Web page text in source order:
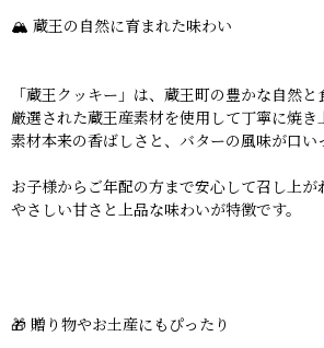
🏔️ 蔵王の自然に育まれた味わい
「蔵王クッキー」は、蔵王町の豊かな自然と
厳選された蔵王産素材を使用して丁寧に焼き
素材本来の香ばしさと、バターの風味が口い
お子様からご年配の方まで安心して召し上が
やさしい甘さと上品な味わいが特徴です。
🎁 贈り物やお土産にもぴったり